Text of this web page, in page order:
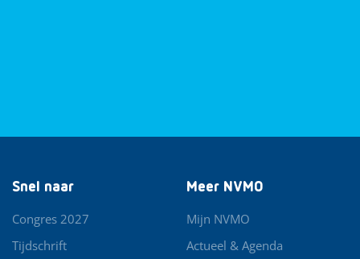
Snel naar
Congres 2027
Tijdschrift
Meer NVMO
Mijn NVMO
Actueel & Agenda